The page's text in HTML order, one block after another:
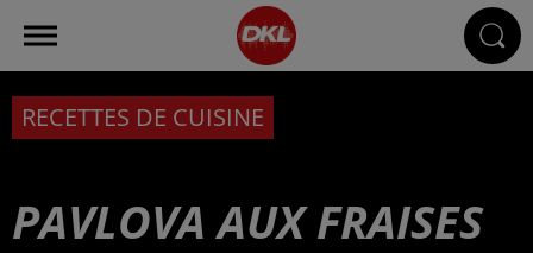
RECETTES DE CUISINE
PAVLOVA AUX FRAISES